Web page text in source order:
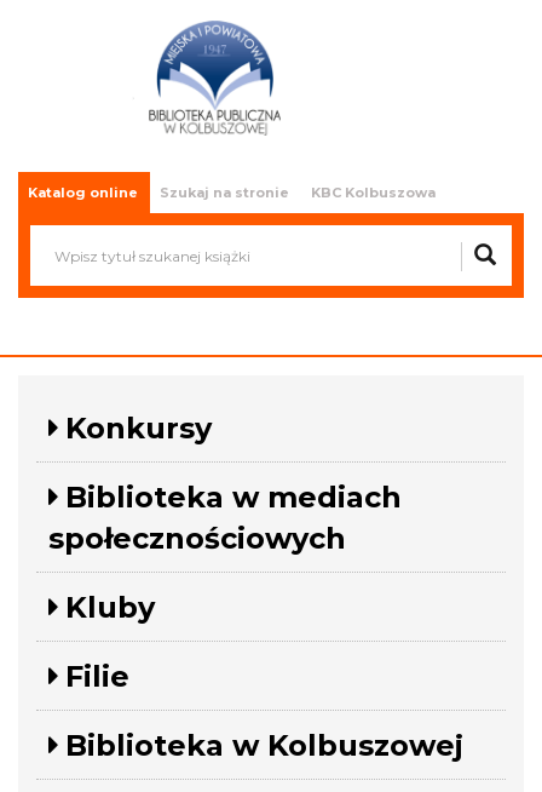
Miejska i Powiatowa Biblioteka
Publiczna w Kolbuszowej
Katalog online Szukaj na stronie KBC Kolbuszowa
Konkursy
Biblioteka w mediach
społecznościowych
Kluby
Filie
Biblioteka w Kolbuszowej